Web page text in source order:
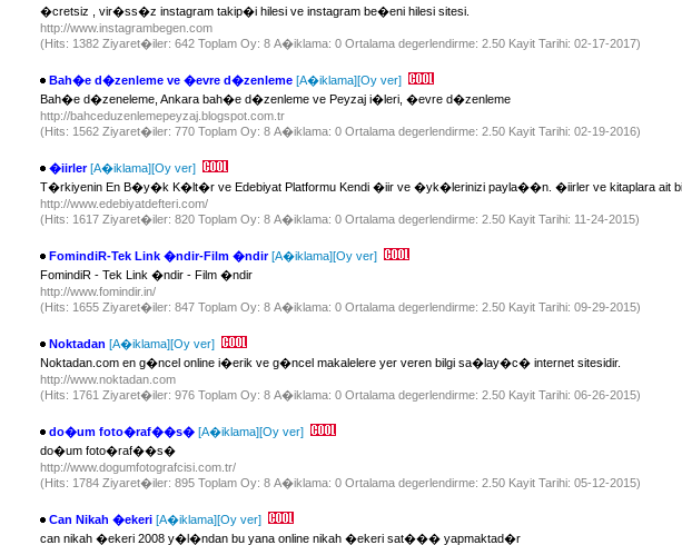
�cretsiz , vir�ss�z instagram takip�i hilesi ve instagram be�eni hilesi sitesi.
http://www.instagrambegen.com
(Hits: 1382 Ziyaret�iler: 642 Toplam Oy: 8 A�iklama: 0 Ortalama degerlendirme: 2.50 Kayit Tarihi: 02-17-2017)
Bah�e d�zenleme ve �evre d�zenleme [A�iklama][Oy ver]
Bah�e d�zeneleme, Ankara bah�e d�zenleme ve Peyzaj i�leri, �evre d�zenleme
http://bahceduzenlemepeyzaj.blogspot.com.tr
(Hits: 1562 Ziyaret�iler: 770 Toplam Oy: 8 A�iklama: 0 Ortalama degerlendirme: 2.50 Kayit Tarihi: 02-19-2016)
�iirler [A�iklama][Oy ver]
T�rkiyenin En B�y�k K�lt�r ve Edebiyat Platformu Kendi �iir ve �yk�lerinizi payla��n. �iirler ve kitaplara ait
http://www.edebiyatdefteri.com/
(Hits: 1617 Ziyaret�iler: 820 Toplam Oy: 8 A�iklama: 0 Ortalama degerlendirme: 2.50 Kayit Tarihi: 11-24-2015)
FomindiR-Tek Link �ndir-Film �ndir [A�iklama][Oy ver]
FomindiR - Tek Link �ndir - Film �ndir
http://www.fomindir.in/
(Hits: 1655 Ziyaret�iler: 847 Toplam Oy: 8 A�iklama: 0 Ortalama degerlendirme: 2.50 Kayit Tarihi: 09-29-2015)
Noktadan [A�iklama][Oy ver]
Noktadan.com en g�ncel online i�erik ve g�ncel makalelere yer veren bilgi sa�lay�c� internet sitesidir.
http://www.noktadan.com
(Hits: 1761 Ziyaret�iler: 976 Toplam Oy: 8 A�iklama: 0 Ortalama degerlendirme: 2.50 Kayit Tarihi: 06-26-2015)
do�um foto�raf��s� [A�iklama][Oy ver]
do�um foto�raf��s�
http://www.dogumfotografcisi.com.tr/
(Hits: 1784 Ziyaret�iler: 895 Toplam Oy: 8 A�iklama: 0 Ortalama degerlendirme: 2.50 Kayit Tarihi: 05-12-2015)
Can Nikah �ekeri [A�iklama][Oy ver]
can nikah �ekeri 2008 y�l�ndan bu yana online nikah �ekeri sat��� yapmaktad�r